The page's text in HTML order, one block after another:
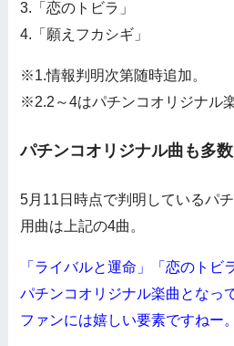
3.「恋のトビラ」
4.「願えフカシギ」
※1.情報判明次第随時追加。
※2.2～4はパチンコオリジナル楽
パチンコオリジナル曲も多
5月11日時点で判明しているパ
用曲は上記の4曲。
「ライバルと運命」「恋のトビ
パチンコオリジナル楽曲となっ
ファンには嬉しい要素ですねー。